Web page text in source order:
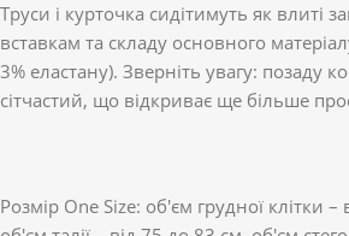
Труси і курточка сидітимуть як влиті
вставкам та складу основного
3% еластану). Зверніть увагу: позаду
сітчастий, що відкриває ще більше
Розмір One Size: об'єм грудної клітки